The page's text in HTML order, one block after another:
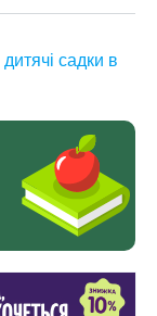
дитячі садки в